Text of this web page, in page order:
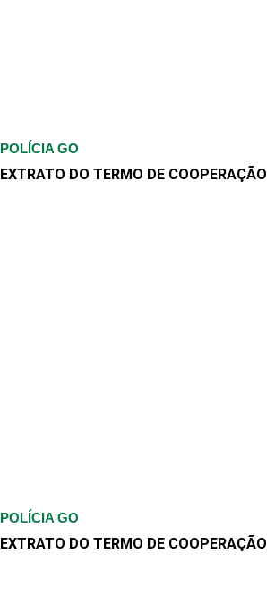
POLÍCIA GO
EXTRATO DO TERMO DE
POLÍCIA GO
EXTRATO DO TERMO DE